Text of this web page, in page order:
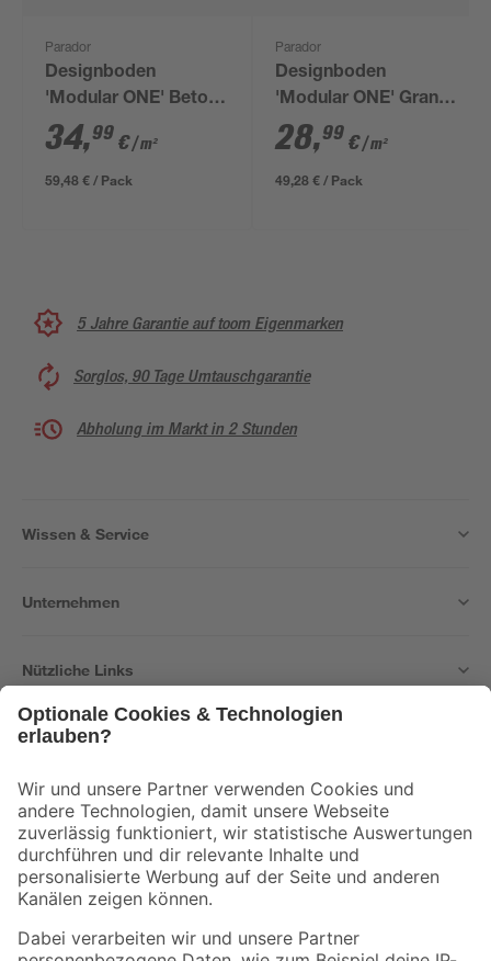
Parador
Designboden
'Modular ONE' Beton
dunkelgrau 8 mm
34,99 €/ m²
59,48 € / Pack
Parador
Designboden
'Modular ONE' Granit
grau 8 mm
28,99 €/ m²
49,28 € / Pack
5 Jahre Garantie auf toom Eigenmarken
Sorglos, 90 Tage Umtauschgarantie
Abholung im Markt in 2 Stunden
Wissen & Service
Unternehmen
Nützliche Links
Der toom Newsletter: Keine Angebote und Aktionen mehr verpassen!
Zur Newsletter Anmeldung
Folge uns